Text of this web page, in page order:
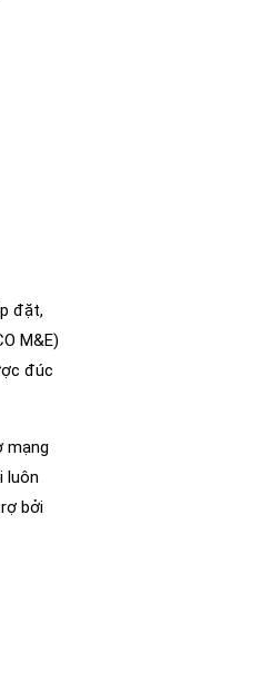
đặt,
M&E)
đúc
mạng
luôn
bởi